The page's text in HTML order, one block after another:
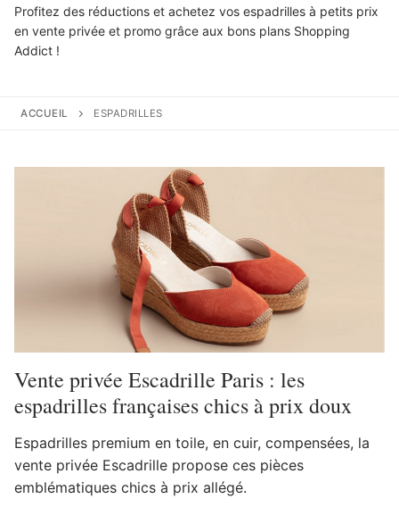
Profitez des réductions et achetez vos espadrilles à petits prix
en vente privée et promo grâce aux bons plans Shopping
Addict !
ACCUEIL ESPADRILLES
Vente privée Escadrille Paris : les
espadrilles françaises chics à prix doux
Espadrilles premium en toile, en cuir, compensées, la
vente privée Escadrille propose ces pièces
emblématiques chics à prix allégé.